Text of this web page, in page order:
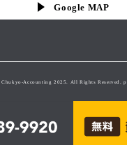
Google MAP
Accounting 2025. All Rights Reserved.